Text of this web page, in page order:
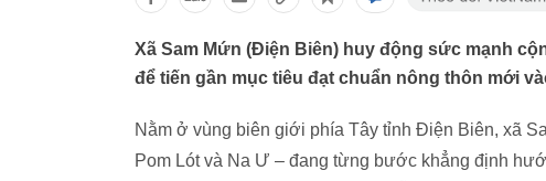
Xã Sam Mứn (Điện Biên) huy động sức mạnh
để tiến gần mục tiêu đạt chuẩn nông thôn mới
Nằm ở vùng biên giới phía Tây tỉnh Điện Biên, xã
Pom Lót và Na Ư – đang từng bước khẳng định